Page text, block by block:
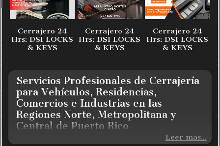
Cerrajero 24
Hrs: DSI LOCKS
& KEYS
Cerrajero 24
Hrs: DSI LOCKS
& KEYS
Cerrajero 24
Hrs: DSI LOCKS
& KEYS
Servicios Profesionales de Cerrajería
para Vehículos, Residencias,
Comercios e Industrias en las
Regiones Norte, Metropolitana y
Central de Puerto Rico
Leer mas...